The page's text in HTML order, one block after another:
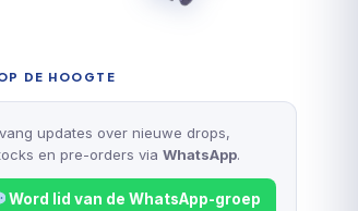
DE HOOGTE
updates over nieuwe drops,
en pre-orders via WhatsApp.
Word lid van de WhatsApp-groep